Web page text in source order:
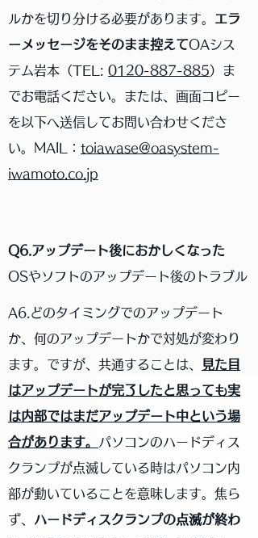
ルかを切り分ける必要があります。
エラ
ーメッセージをそのまま控えてOAシス
テム岩本（TEL: 0120-887-885）ま
でお電話ください。または、画面コピー
を以下へ送信してお問い合わせくださ
い。MAIL： toiawase@oasystem-
iwamoto.co.jp
Q6.アップデート後におかしくなった
OSやソフトのアップデート後のトラブル
A6.どのタイミングでのアップデート
か、何のアップデートかで対処が変わり
ます。ですが、共通することは、
見た目
はアップデートが完了したと思っても実
は内部ではまだアップデート中という場
合があります。
パソコンのハードディス
クランプが点滅している時はパソコン内
部が動いていることを意味します。焦ら
ず、
ハードディスクランプの点滅が終わ